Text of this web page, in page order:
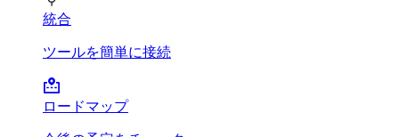
統合
ツールを簡単に接続
ロードマップ